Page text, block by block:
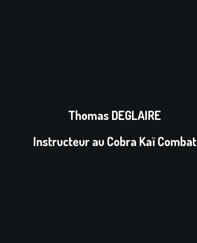
Thomas DEGLAIRE
Instructeur au Cobra Kaï Combat